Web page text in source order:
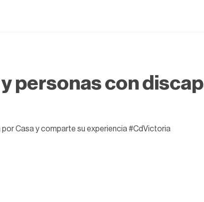
personas con
Casa y comparte su experiencia #CdVictoria